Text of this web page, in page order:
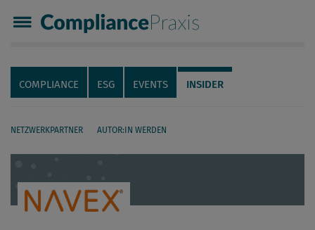
Compliance Praxis
Servicenavigation
Navigation
COMPLIANCE ESG EVENTS INSIDER
NETZWERKPARTNER AUTOR:IN WERDEN